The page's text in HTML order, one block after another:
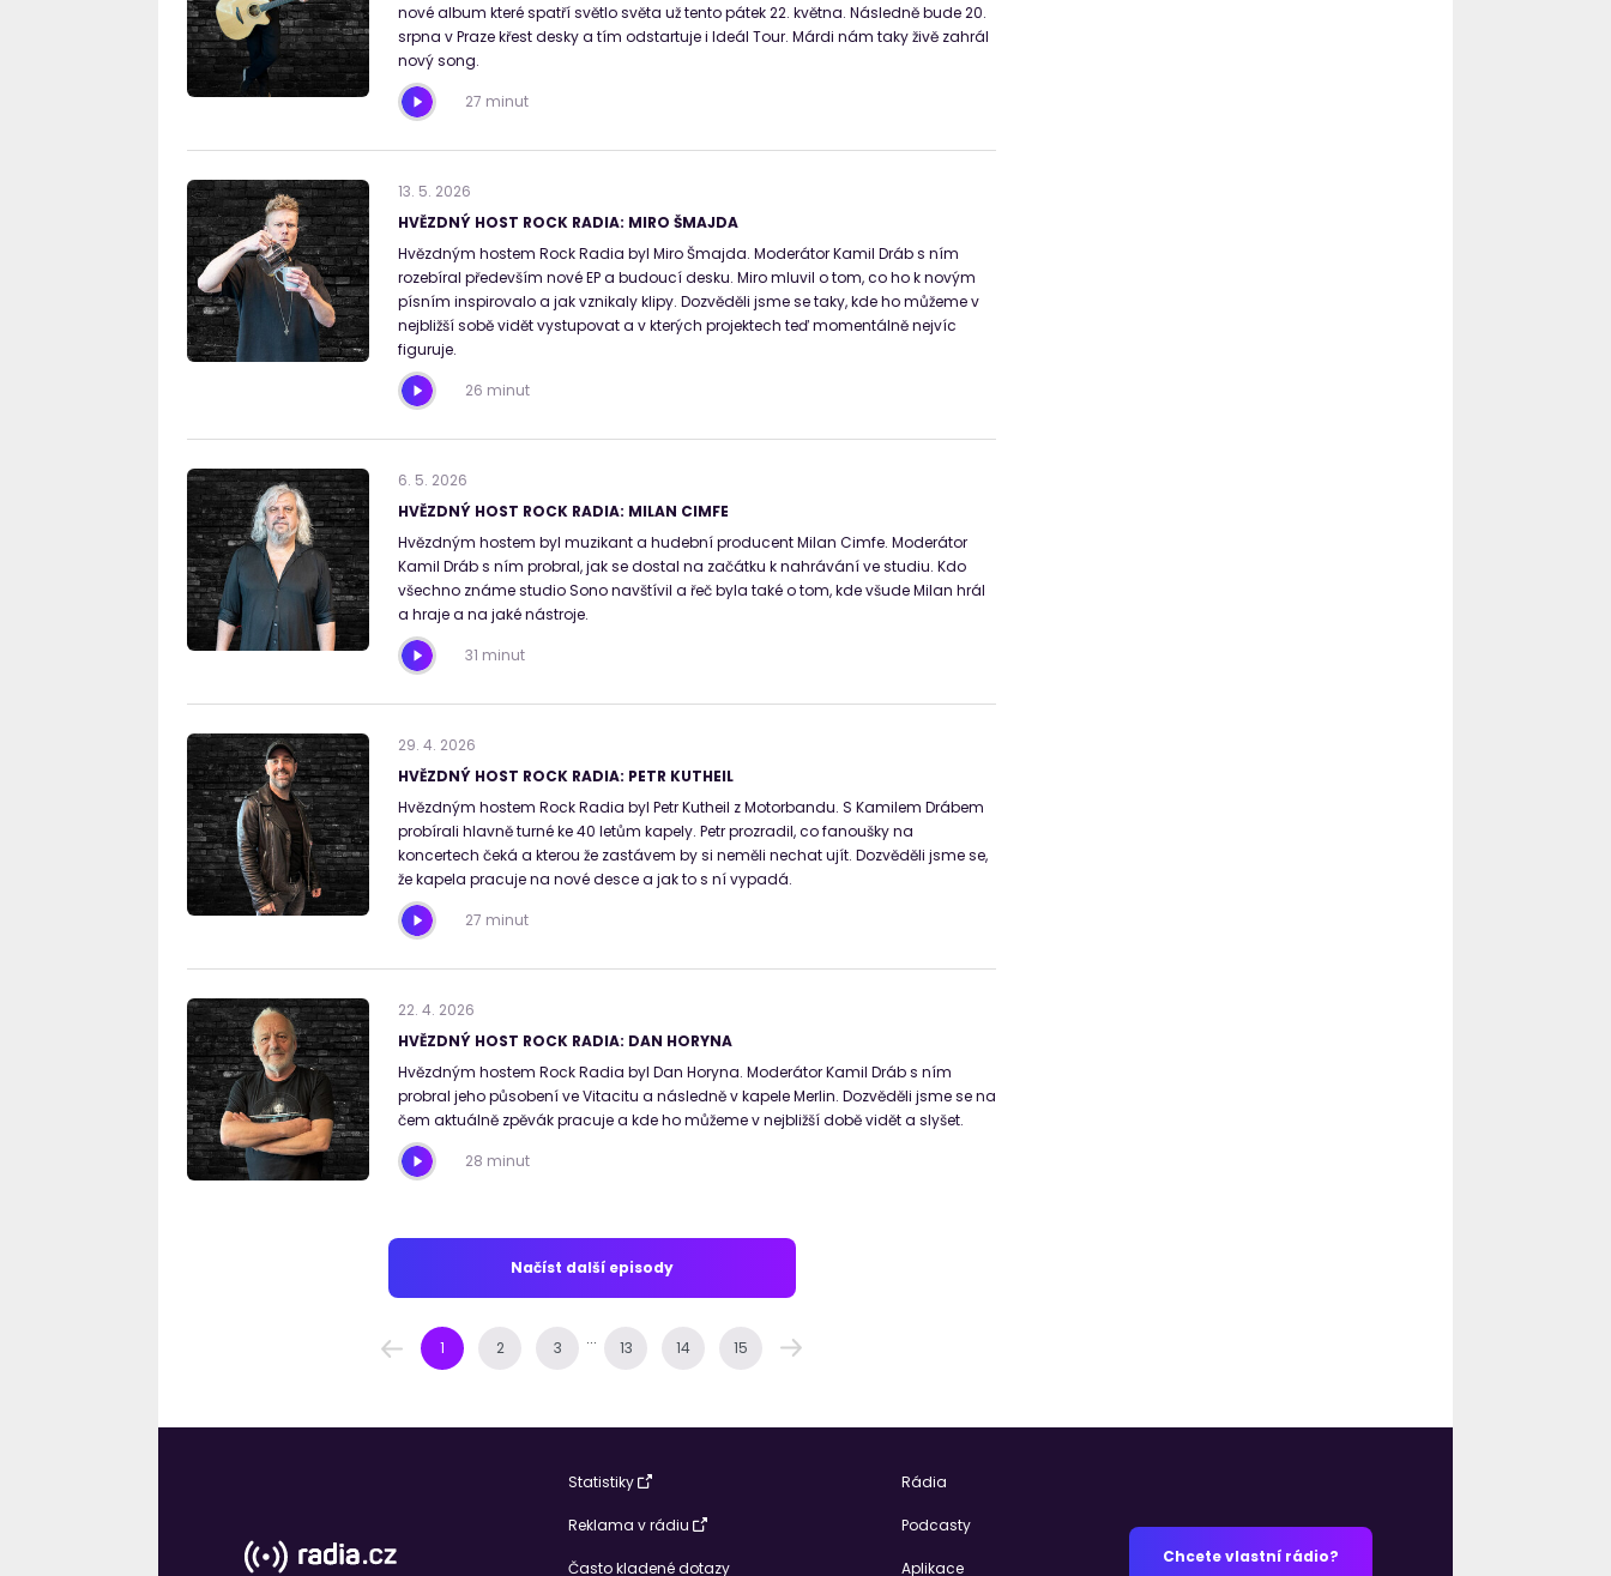
nové album které spatří světlo světa už tento pátek 22. května. Následně bude 20.
srpna v Praze křest desky a tím odstartuje i Ideál Tour. Márdi nám taky živě zahrál
nový song.
27 minut
13. 5. 2026
HVĚZDNÝ HOST ROCK RADIA: MIRO ŠMAJDA
Hvězdným hostem Rock Radia byl Miro Šmajda. Moderátor Kamil Dráb s ním
rozebíral především nové EP a budoucí desku. Miro mluvil o tom, co ho k novým
písním inspirovalo a jak vznikaly klipy. Dozvěděli jsme se taky, kde ho můžeme v
nejbližší sobě vidět vystupovat a v kterých projektech teď momentálně nejvíc
figuruje.
26 minut
6. 5. 2026
HVĚZDNÝ HOST ROCK RADIA: MILAN CIMFE
Hvězdným hostem byl muzikant a hudební producent Milan Cimfe. Moderátor
Kamil Dráb s ním probral, jak se dostal na začátku k nahrávání ve studiu. Kdo
všechno známe studio Sono navštívil a řeč byla také o tom, kde všude Milan hrál
a hraje a na jaké nástroje.
31 minut
29. 4. 2026
HVĚZDNÝ HOST ROCK RADIA: PETR KUTHEIL
Hvězdným hostem Rock Radia byl Petr Kutheil z Motorbandu. S Kamilem Drábem
probírali hlavně turné ke 40 letům kapely. Petr prozradil, co fanoušky na
koncertech čeká a kterou že zastávem by si neměli nechat ujít. Dozvěděli jsme se,
že kapela pracuje na nové desce a jak to s ní vypadá.
27 minut
22. 4. 2026
HVĚZDNÝ HOST ROCK RADIA: DAN HORYNA
Hvězdným hostem Rock Radia byl Dan Horyna. Moderátor Kamil Dráb s ním
probral jeho působení ve Vitacitu a následně v kapele Merlin. Dozvěděli jsme se na
čem aktuálně zpěvák pracuje a kde ho můžeme v nejbližší době vidět a slyšet.
28 minut
Načíst další episody
1 2 3 ... 13 14 15
Statistiky
Reklama v rádiu
Často kladené dotazy
Rádia
Podcasty
Aplikace
Chcete vlastní rádio?